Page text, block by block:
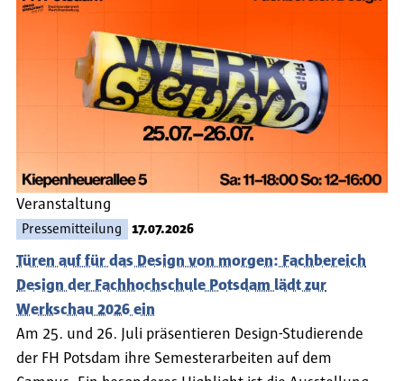
Veranstaltung
Pressemitteilung 17.07.2026
Türen auf für das Design von morgen: Fachbereich
Design der Fachhochschule Potsdam lädt zur
Werkschau 2026 ein
Am 25. und 26. Juli präsentieren Design-Studierende
der FH Potsdam ihre Semesterarbeiten auf dem